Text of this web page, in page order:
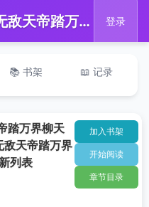
📖 (番外)+(全文)无敌天帝踏万界柳天瑶楚剑秋完本小说_无敌天帝踏万界柳天瑶楚剑秋小说更新列表 登录
📚 书架 📖 记录
踏万界柳天
敌天帝踏万界
列表
加入书架
开始阅读
章节目录